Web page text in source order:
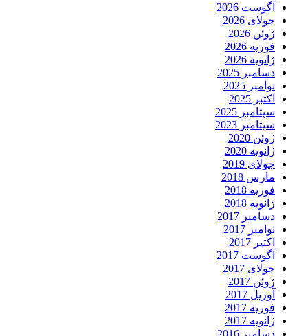
آگوست 2026
جولای 2026
ژوئن 2026
فوریه 2026
ژانویه 2026
دسامبر 2025
نوامبر 2025
اکتبر 2025
سپتامبر 2025
سپتامبر 2023
ژوئن 2020
ژانویه 2020
جولای 2019
مارس 2018
فوریه 2018
ژانویه 2018
دسامبر 2017
نوامبر 2017
اکتبر 2017
آگوست 2017
جولای 2017
ژوئن 2017
آوریل 2017
فوریه 2017
ژانویه 2017
دسامبر 2016